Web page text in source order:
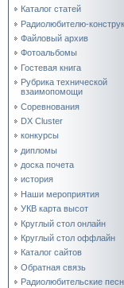
Каталог статей
Радиолюбителю-
Файловый архив
Фотоальбомы
Гостевая книга
Рубрика технической
взаимопомощи
Соревнования
DX Cluster
конкурсы
дипломы
доска почета
история
Наши мероприятия
УКВ карта высот
Круглый стол онлайн
Круглый стол оффлайн
Каталог сайтов
Обратная связь
Радиолюбительские